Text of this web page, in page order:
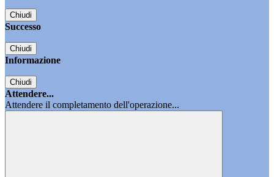
Chiudi
Successo
Chiudi
Informazione
Chiudi
Attendere...
Attendere il completamento dell'operazione...